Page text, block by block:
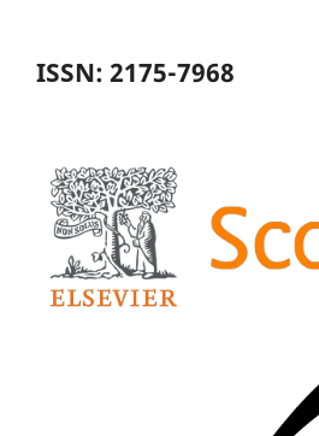
ISSN: 2175-7968